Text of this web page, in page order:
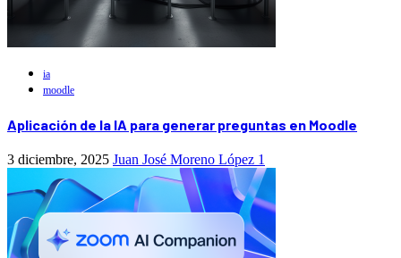
ia
moodle
Aplicación de la IA para generar preguntas en Moodle
3 diciembre, 2025 Juan José Moreno López 1